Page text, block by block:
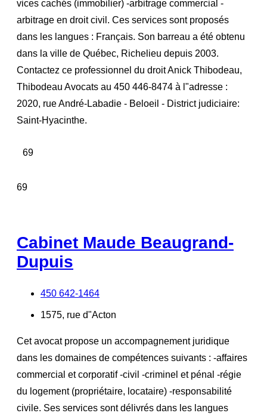
vices cachés (immobilier) -arbitrage commercial -
arbitrage en droit civil. Ces services sont proposés
dans les langues : Français. Son barreau a été obtenu
dans la ville de Québec, Richelieu depuis 2003.
Contactez ce professionnel du droit Anick Thibodeau,
Thibodeau Avocats au 450 446-8474 à l"adresse :
2020, rue André-Labadie - Beloeil - District judiciaire:
Saint-Hyacinthe.
69
69
Cabinet Maude Beaugrand-
Dupuis
450 642-1464
1575, rue d"Acton
Cet avocat propose un accompagnement juridique
dans les domaines de compétences suivants : -affaires
commercial et corporatif -civil -criminel et pénal -régie
du logement (propriétaire, locataire) -responsabilité
civile. Ses services sont délivrés dans les langues